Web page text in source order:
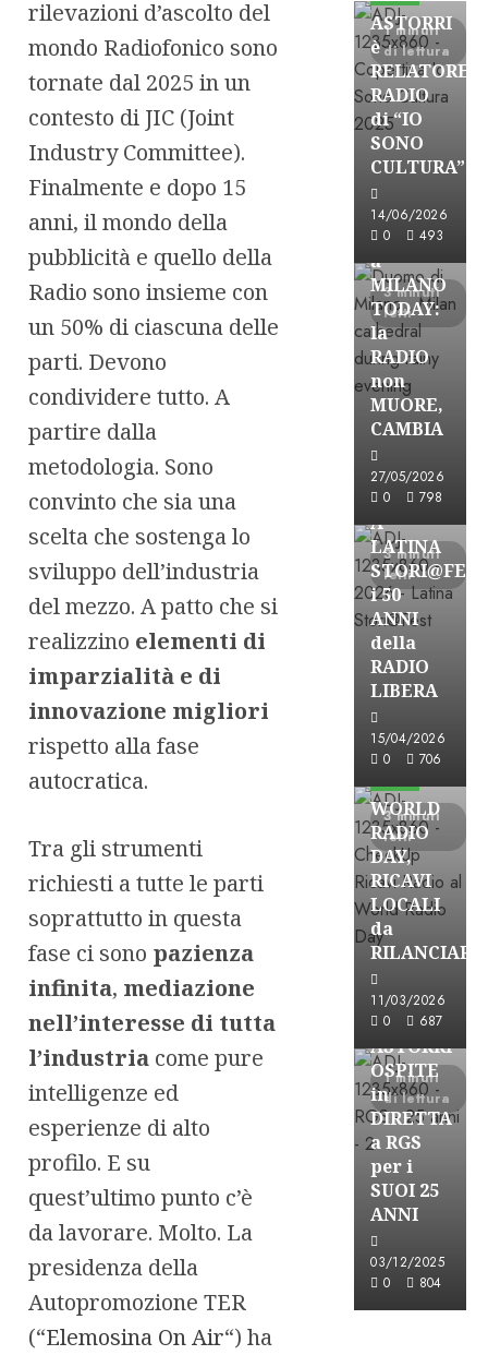
rilevazioni d’ascolto del
mondo Radiofonico sono
tornate dal 2025 in un
contesto di JIC (Joint
Industry Committee).
Finalmente e dopo 15
anni, il mondo della
pubblicità e quello della
Radio sono insieme con
un 50% di ciascuna delle
parti. Devono
condividere tutto. A
partire dalla
metodologia. Sono
convinto che sia una
scelta che sostenga lo
sviluppo dell’industria
del mezzo. A patto che si
realizzino elementi di
imparzialità e di
innovazione migliori
rispetto alla fase
autocratica.
Tra gli strumenti
richiesti a tutte le parti
soprattutto in questa
fase ci sono pazienza
infinita, mediazione
nell’interesse di tutta
l’industria come pure
intelligenze ed
esperienze di alto
profilo. E su
quest’ultimo punto c’è
da lavorare. Molto. La
presidenza della
Autopromozione TER
(“Elemosina On Air“) ha
1 minuti
di lettura
ASTORRI
è
RELATORE
RADIO
di “IO
SONO
CULTURA”
14/06/2026
0
493
3 minuti
letti
FREE
ASTORRI
a
MILANO
TODAY:
la
RADIO
non
MUORE,
CAMBIA
27/05/2026
0
798
3 minuti
letti
Astorri News
FREE
A
LATINA
i 50
ANNI
della
RADIO
LIBERA
15/04/2026
0
706
3 minuti
letti
Astorri News
WORLD
RADIO
DAY,
RICAVI
LOCALI
da
RILANCIARE
11/03/2026
0
687
1 minuti
di lettura
Astorri News
FREE
ASTORRI
OSPITE
in
DIRETTA
a RGS
per i
SUOI 25
ANNI
03/12/2025
0
804